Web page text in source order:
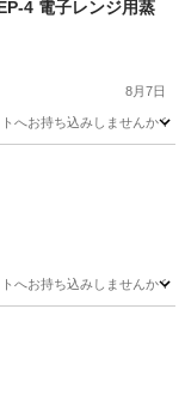
4 電子レンジ用蒸
8月7日
持ち込みしませんか？
持ち込みしませんか？